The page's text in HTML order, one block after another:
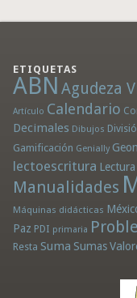
ETIQUETAS
ABN Agudeza
Artículo Calendario
Decimales Dibujos
Gamificación Genially
lectoescritura Lectura
Manualidades
Máquinas didácticas
Paz PDI primaria
Resta Suma Sumas